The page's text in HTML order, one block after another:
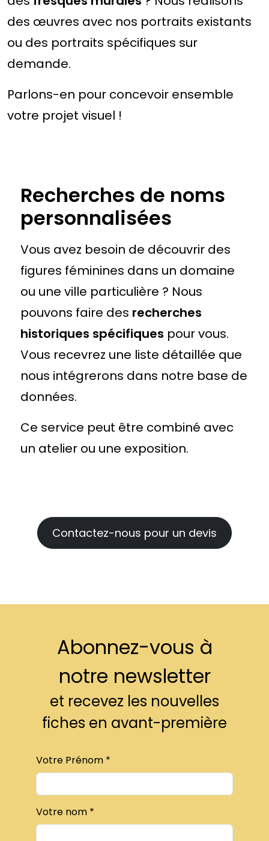
des œuvres avec nos portraits existants
ou des portraits spécifiques sur
demande.
Parlons-en pour concevoir ensemble
votre projet visuel !
Recherches de noms
personnalisées
Vous avez besoin de découvrir des
figures féminines dans un domaine
ou une ville particulière ? Nous
pouvons faire des recherches
historiques spécifiques pour vous.
Vous recevrez une liste détaillée que
nous intégrerons dans notre base de
données.
Ce service peut être combiné avec
un atelier ou une exposition.
Contactez-nous pour un devis
Abonnez-vous à
notre newsletter
et recevez les nouvelles
fiches en avant-première
Votre Prénom
Votre nom